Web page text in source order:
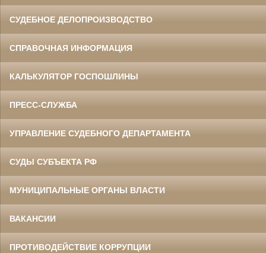
СУДЕБНОЕ ДЕЛОПРОИЗВОДСТВО
СПРАВОЧНАЯ ИНФОРМАЦИЯ
КАЛЬКУЛЯТОР ГОСПОШЛИНЫ
ПРЕСС-СЛУЖБА
УПРАВЛЕНИЕ СУДЕБНОГО ДЕПАРТАМЕНТА
СУДЫ СУБЪЕКТА РФ
МУНИЦИПАЛЬНЫЕ ОРГАНЫ ВЛАСТИ
ВАКАНСИИ
ПРОТИВОДЕЙСТВИЕ КОРРУПЦИИ